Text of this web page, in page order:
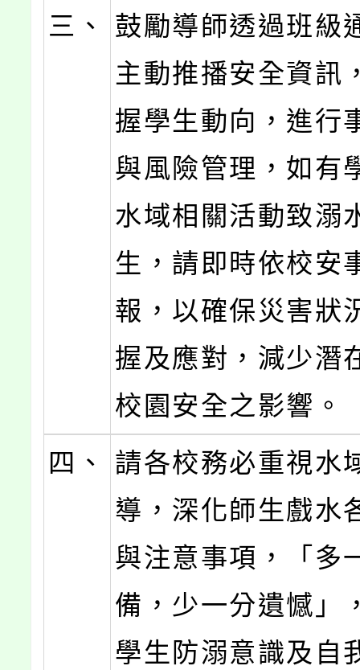
三、
鼓勵導師透過班級
主動推播安全資訊
握學生動向，進行
與風險管理，如有
水域相關活動致溺
生，請即時依校安
報，以確保災害狀
握及應對，減少潛
校園安全之影響。
四、
請各校務必重視水
導，深化師生戲水
與注意事項，「多
備，少一分遺憾」
學生防溺意識及自